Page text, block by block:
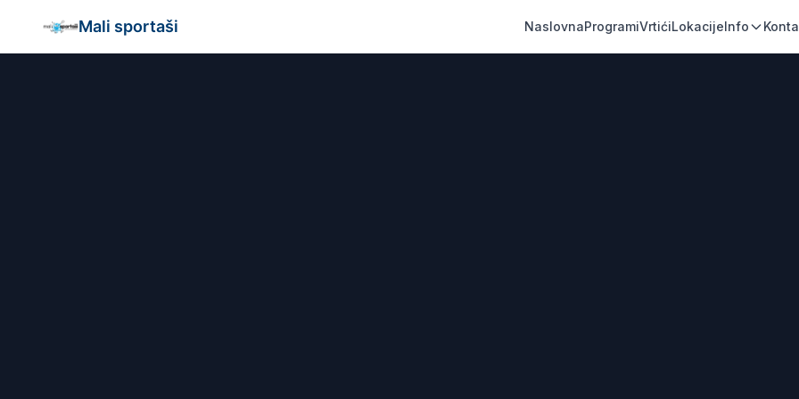
Mali sportaši NaslovnaProgramiVrtićiLokacijeInfo